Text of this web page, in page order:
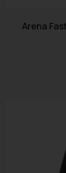
Arena